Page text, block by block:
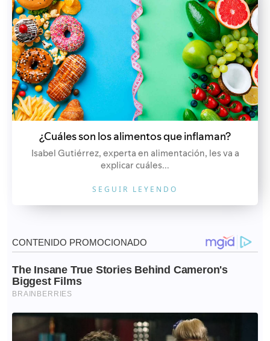
¿Cuáles son los alimentos que inflaman?
Isabel Gutiérrez, experta en alimentación, les va a
explicar cuáles...
SEGUIR LEYENDO